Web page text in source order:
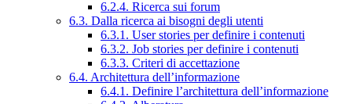
6.2.4. Ricerca sui forum
6.3. Dalla ricerca ai bisogni degli utenti
6.3.1. User stories per definire i contenuti
6.3.2. Job stories per definire i contenuti
6.3.3. Criteri di accettazione
6.4. Architettura dell’informazione
6.4.1. Definire l’architettura dell’informazione